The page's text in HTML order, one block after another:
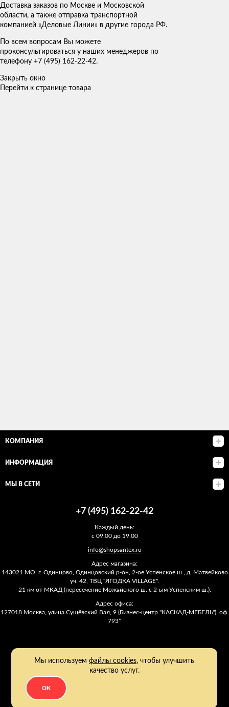
Доставка заказов по Москве и Московской
области, а также отправка транспортной
компанией «Деловые Линии» в другие города РФ.
По всем вопросам Вы можете
проконсультироваться у наших менеджеров по
телефону +7 (495) 162-22-42.
Закрыть окно
Перейти к странице товара
КОМПАНИЯ
ИНФОРМАЦИЯ
МЫ В СЕТИ
+7 (495) 162-22-42
Каждый день:
с 09:00 до 19:00
info@shopsantex.ru
Адрес магазина:
143021 МО, г. Одинцово, Одинцовский р-он, 2-ое Успенское ш., д. Матвейково
уч. 42, ТВЦ "ЯГОДКА VILLAGE".
21 км от МКАД (пересечение Можайского ш. с 2-ым Успенским ш.).
Адрес офиса:
127018 Москва, улица Сущёвский Вал, 9 (Бизнес-центр "КАСКАД-МЕБЕЛЬ"), оф.
793*
Мы используемфайлы cookies, чтобы улучшить
качество услуг.
OK